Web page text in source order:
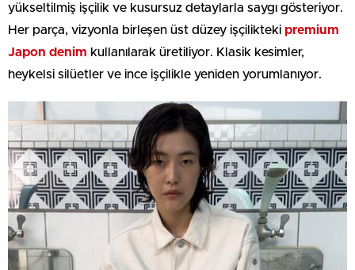
yükseltilmiş işçilik ve kusursuz detaylarla saygı gösteriyor.
Her parça, vizyonla birleşen üst düzey işçilikteki premium
Japon denim kullanılarak üretiliyor. Klasik kesimler,
heykelsi silüetler ve ince işçilikle yeniden yorumlanıyor.